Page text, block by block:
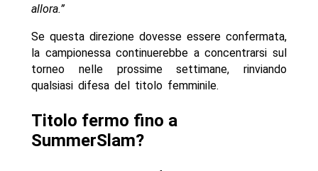
allora.”
Se questa direzione dovesse essere confermata,
la campionessa continuerebbe a concentrarsi sul
torneo nelle prossime settimane, rinviando
qualsiasi difesa del titolo femminile.
Titolo fermo fino a
SummerSlam?